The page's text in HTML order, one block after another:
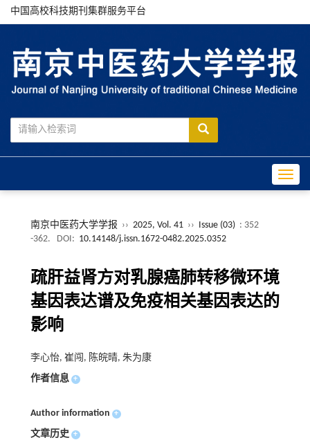
中国高校科技期刊集群服务平台
南京中医药大学学报 ›› 2025, Vol. 41 ›› Issue (03) : 352
-362.
DOI: 10.14148/j.issn.1672-0482.2025.0352
疏肝益肾方对乳腺癌肺转移微环境
基因表达谱及免疫相关基因表达的
影响
李心怡, 崔闯, 陈皖晴, 朱为康
作者信息 +
Author information +
文章历史 +